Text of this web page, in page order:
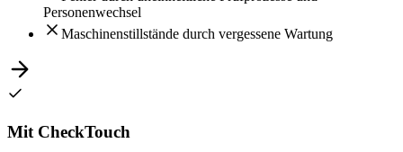
Personenwechsel
Maschinenstillstände durch vergessene Wartung
Mit CheckTouch